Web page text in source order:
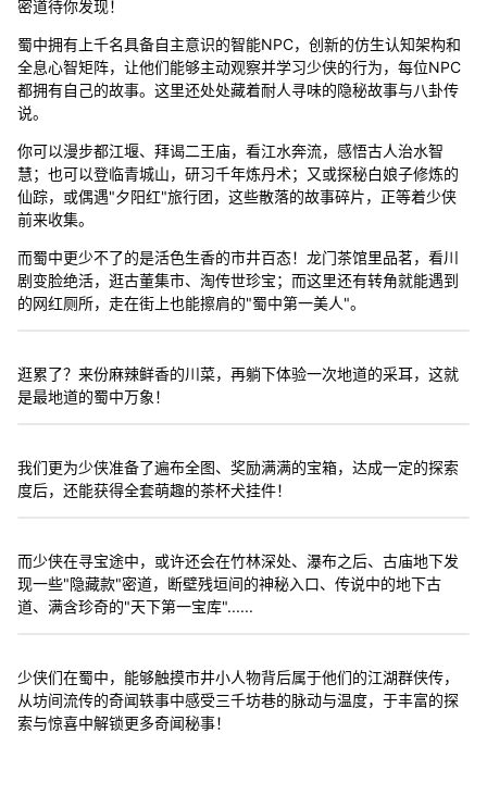
密道待你发现！
蜀中拥有上千名具备自主意识的智能NPC，创新的仿生认知架构和
全息心智矩阵，让他们能够主动观察并学习少侠的行为，每位NPC
都拥有自己的故事。这里还处处藏着耐人寻味的隐秘故事与八卦传
说。
你可以漫步都江堰、拜谒二王庙，看江水奔流，感悟古人治水智
慧；也可以登临青城山，研习千年炼丹术；又或探秘白娘子修炼的
仙踪，或偶遇"夕阳红"旅行团，这些散落的故事碎片，正等着少侠
前来收集。
而蜀中更少不了的是活色生香的市井百态！龙门茶馆里品茗，看川
剧变脸绝活，逛古董集市、淘传世珍宝；而这里还有转角就能遇到
的网红厕所，走在街上也能擦肩的"蜀中第一美人"。
逛累了？来份麻辣鲜香的川菜，再躺下体验一次地道的采耳，这就
是最地道的蜀中万象！
我们更为少侠准备了遍布全图、奖励满满的宝箱，达成一定的探索
度后，还能获得全套萌趣的茶杯犬挂件！
而少侠在寻宝途中，或许还会在竹林深处、瀑布之后、古庙地下发
现一些"隐藏款"密道，断壁残垣间的神秘入口、传说中的地下古
道、满含珍奇的"天下第一宝库"......
少侠们在蜀中，能够触摸市井小人物背后属于他们的江湖群侠传，
从坊间流传的奇闻轶事中感受三千坊巷的脉动与温度，于丰富的探
索与惊喜中解锁更多奇闻秘事！